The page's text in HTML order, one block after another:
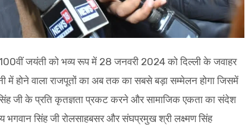
जयंती को भव्य रूप में 28 जनवरी 2024 को दिल्ली के जवाहर
में होने वाला राजपूतों का अब तक का सबसे बड़ा सम्मेलन होगा जिसमें
जी के प्रति कृतज्ञता प्रकट करने और सामाजिक एकता का संदेश
सिंह जी रोलसाहबसर और संघप्रमुख श्री लक्ष्मण सिंह